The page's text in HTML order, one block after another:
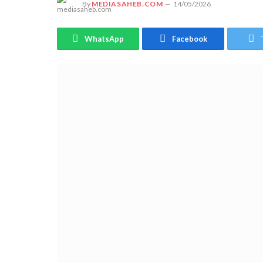
By MEDIASAHEB.COM 14/05/2026
WhatsApp Facebook